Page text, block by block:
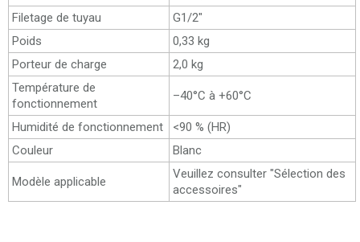
Filetage de tuyau
G1/2"
Poids
0,33 kg
Porteur de charge
2,0 kg
Température de
fonctionnement
–40°C à +60°C
Humidité de fonctionnement
<90 % (HR)
Couleur
Blanc
Modèle applicable
Veuillez consulter "Sélection des
accessoires"